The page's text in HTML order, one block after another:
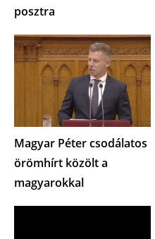
posztra
Magyar Péter csodálatos
örömhírt közölt a
magyarokkal